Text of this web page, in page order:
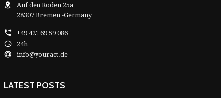
Auf den Roden 25a
28307 Bremen -Germany
+49 421 69 59 086
24h
info@youract.de
LATEST POSTS